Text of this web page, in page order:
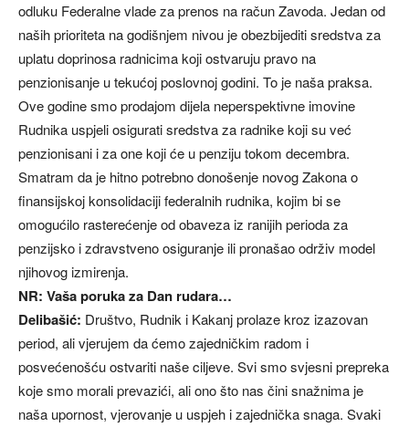
odluku Federalne vlade za prenos na račun Zavoda. Jedan od
naših prioriteta na godišnjem nivou je obezbijediti sredstva za
uplatu doprinosa radnicima koji ostvaruju pravo na
penzionisanje u tekućoj poslovnoj godini. To je naša praksa.
Ove godine smo prodajom dijela neperspektivne imovine
Rudnika uspjeli osigurati sredstva za radnike koji su već
penzionisani i za one koji će u penziju tokom decembra.
Smatram da je hitno potrebno donošenje novog Zakona o
finansijskoj konsolidaciji federalnih rudnika, kojim bi se
omogućilo rasterećenje od obaveza iz ranijih perioda za
penzijsko i zdravstveno osiguranje ili pronašao održiv model
njihovog izmirenja.
NR: Vaša poruka za Dan rudara…
Delibašić: Društvo, Rudnik i Kakanj prolaze kroz izazovan
period, ali vjerujem da ćemo zajedničkim radom i
posvećenošću ostvariti naše ciljeve. Svi smo svjesni prepreka
koje smo morali prevazići, ali ono što nas čini snažnima je
naša upornost, vjerovanje u uspjeh i zajednička snaga. Svaki